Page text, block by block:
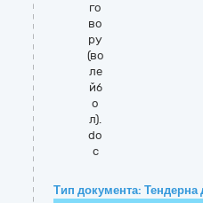
го
во
ру
(во
ле
йб
о
л).
do
c
Тип документа: Тендерна